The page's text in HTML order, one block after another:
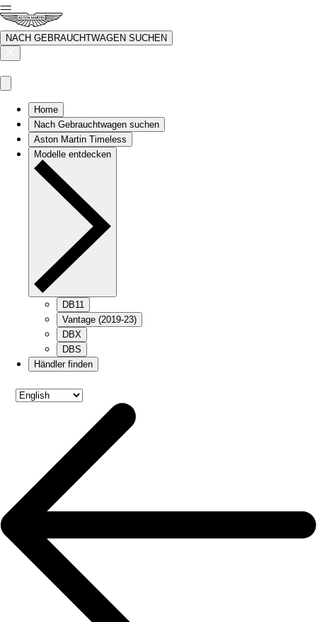
NACH GEBRAUCHTWAGEN SUCHEN
Home
Nach Gebrauchtwagen suchen
Aston Martin Timeless
Modelle entdecken
DB11
Vantage (2019-23)
DBX
DBS
Händler finden